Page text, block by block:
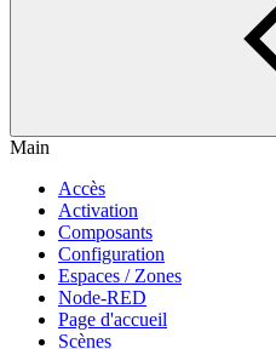
Main
Accès
Activation
Composants
Configuration
Espaces / Zones
Node-RED
Page d'accueil
Scènes